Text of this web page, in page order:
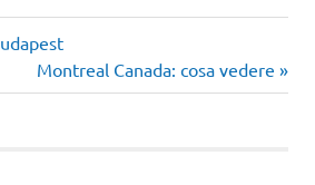
Articolo
successivo:
Montreal Canada: cosa vedere